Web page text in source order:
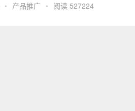
• 产品推广 • 阅读 527224